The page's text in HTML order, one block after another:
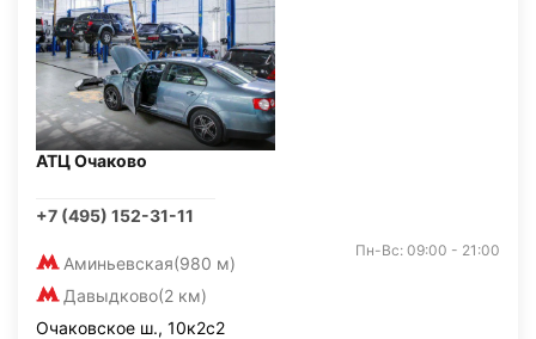
АТЦ Очаково
+7 (495) 152-31-11
Аминьевская(980 м)
Давыдково(2 км)
Пн-Вс: 09:00 - 21:00
Очаковское ш., 10к2с2